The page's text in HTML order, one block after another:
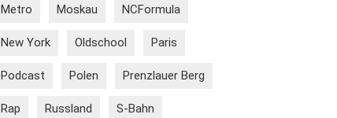
Metro Moskau NCFormula
New York Oldschool Paris
Podcast Polen Prenzlauer Berg
Rap Russland S-Bahn